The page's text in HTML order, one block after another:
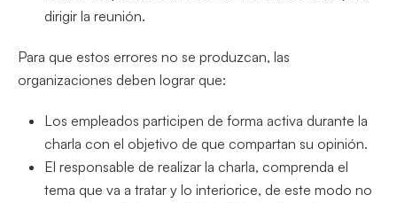
dirigir la reunión.
Para que estos errores no se produzcan, las
organizaciones deben lograr que:
Los empleados participen de forma activa durante la
charla con el objetivo de que compartan su opinión.
El responsable de realizar la charla, comprenda el
tema que va a tratar y lo interiorice, de este modo no